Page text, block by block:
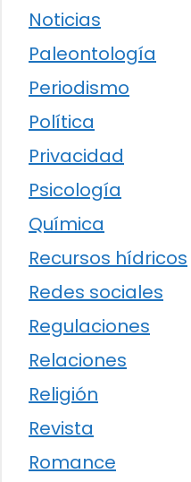
Noticias
Paleontología
Periodismo
Política
Privacidad
Psicología
Química
Recursos hídricos
Redes sociales
Regulaciones
Relaciones
Religión
Revista
Romance